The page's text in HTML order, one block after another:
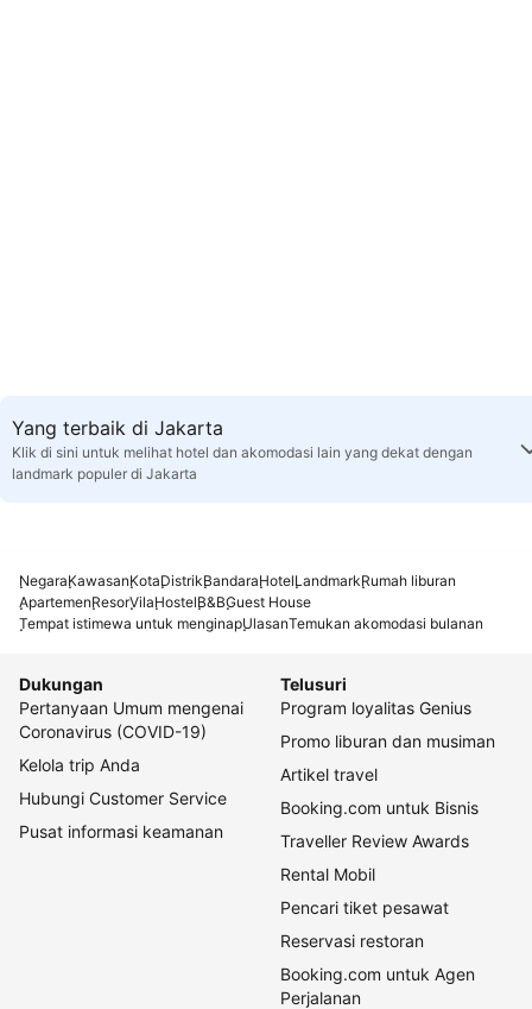
Yang terbaik di Jakarta
Klik di sini untuk melihat hotel dan akomodasi lain yang dekat dengan
landmark populer di Jakarta
NegaraKawasanKotaDistrikBandaraHotelLandmarkRumah liburan
ApartemenResorVilaHostelB&BGuest House
Tempat istimewa untuk menginapUlasanTemukan akomodasi bulanan
Dukungan
Pertanyaan Umum mengenai
Coronavirus (COVID-19)
Kelola trip Anda
Hubungi Customer Service
Pusat informasi keamanan
Telusuri
Program loyalitas Genius
Promo liburan dan musiman
Artikel travel
Booking.com untuk Bisnis
Traveller Review Awards
Rental Mobil
Pencari tiket pesawat
Reservasi restoran
Booking.com untuk Agen
Perjalanan